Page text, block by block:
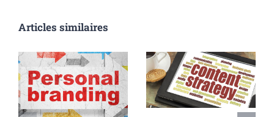
Articles similaires